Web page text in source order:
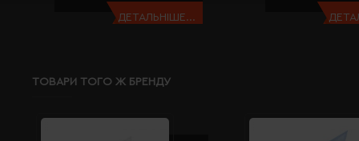
ДЕТАЛЬНІШЕ...
ТОВАРИ ТОГО Ж БРЕНДУ